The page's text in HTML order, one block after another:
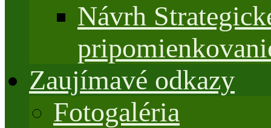
Návrh
Zaujímavé odkazy
Fotogaléria